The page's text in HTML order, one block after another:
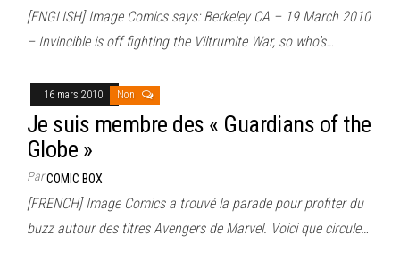
[ENGLISH] Image Comics says: Berkeley CA – 19 March 2010
– Invincible is off fighting the Viltrumite War, so who’s…
16 mars 2010 Non
Je suis membre des « Guardians of the
Globe »
ParCOMIC BOX
[FRENCH] Image Comics a trouvé la parade pour profiter du
buzz autour des titres Avengers de Marvel. Voici que circule…